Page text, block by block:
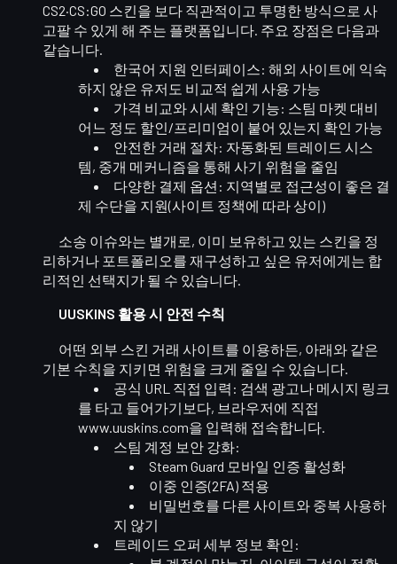
CS2·CS:GO 스킨을 보다 직관적이고 투명한 방식 으로 사
고팔 수 있게 해 주는 플랫폼입니다. 주요 장점은 다음과
같습니다.
한국어 지원 인터페이스: 해외 사이트에 익숙
하지 않은 유저도 비교적 쉽게 사용 가능
가격 비교와 시세 확인 기능: 스팀 마켓 대비
어느 정도 할인/프리미엄이 붙어 있는지 확인 가능
안전한 거래 절차: 자동화된 트레이드 시스
템, 중개 메커니즘을 통해 사기 위험을 줄임
다양한 결제 옵션 : 지역별로 접근성이 좋은 결
제 수단을 지원(사이트 정책에 따라 상이)
소송 이슈와는 별개로, 이미 보유하고 있는 스킨을 정
리하거나 포트폴리오를 재구성하고 싶은 유저에게는 합
리적인 선택지가 될 수 있습니다.
UUSKINS 활용 시 안전 수칙
어떤 외부 스킨 거래 사이트를 이용하든, 아래와 같은
기본 수칙을 지키면 위험을 크게 줄일 수 있습니다.
공식 URL 직접 입력 : 검색 광고나 메시지 링크
를 타고 들어가기보다, 브라우저에 직접
www.uuskins.com을 입력해 접속합니다.
스팀 계정 보안 강화:
Steam Guard 모바일 인증 활성화
이중 인증(2FA) 적용
비밀번호를 다른 사이트와 중복 사용하
지 않기
트레이드 오퍼 세부 정보 확인 :